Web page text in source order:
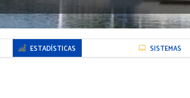
ESTADÍSTICAS SISTEMAS